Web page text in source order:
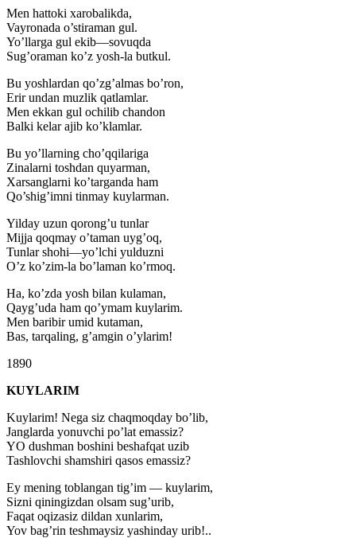
Men hattoki xarobalikda,
Vayronada o’stiraman gul.
Yo’llarga gul ekib—sovuqda
Sug’oraman ko’z yosh-la butkul.
Bu yoshlardan qo’zg’almas bo’ron,
Erir undan muzlik qatlamlar.
Men ekkan gul ochilib chandon
Balki kelar ajib ko’klamlar.
Bu yo’llarning cho’qqilariga
Zinalarni toshdan quyarman,
Xarsanglarni ko’targanda ham
Qo’shig’imni tinmay kuylarman.
Yilday uzun qorong’u tunlar
Mijja qoqmay o’taman uyg’oq,
Tunlar shohi—yo’lchi yulduzni
O’z ko’zim-la bo’laman ko’rmoq.
Ha, ko’zda yosh bilan kulaman,
Qayg’uda ham qo’ymam kuylarim.
Men baribir umid kutaman,
Bas, tarqaling, g’amgin o’ylarim!
1890
KUYLARIM
Kuylarim! Nega siz chaqmoqday bo’lib,
Janglarda yonuvchi po’lat emassiz?
YO dushman boshini beshafqat uzib
Tashlovchi shamshiri qasos emassiz?
Ey mening toblangan tig’im — kuylarim,
Sizni qiningizdan olsam sug’urib,
Faqat oqizasiz dildan xunlarim,
Yov bag’rin teshmaysiz yashinday urib!..